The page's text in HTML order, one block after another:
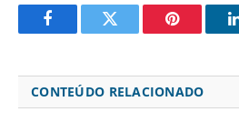
FacebookTwitter Pinterest
CONTEÚDO RELACIONADO